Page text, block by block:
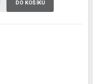
DO KOŠÍKU